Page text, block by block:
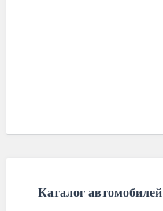
Каталог автомобилей